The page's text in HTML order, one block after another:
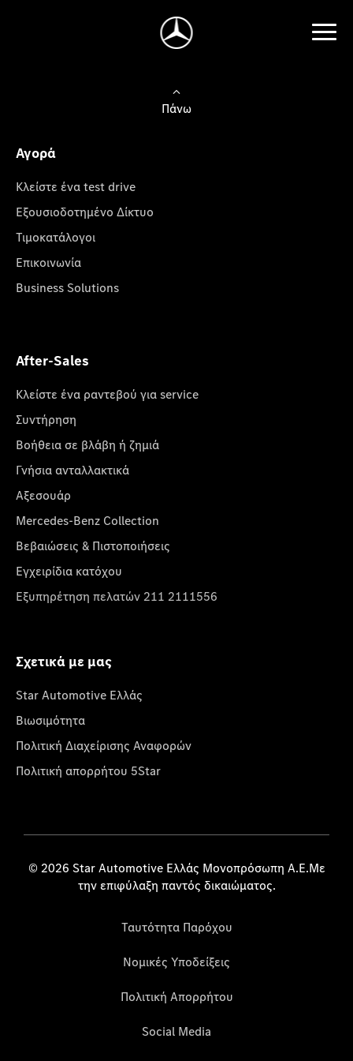
Πάνω
Αγορά
Κλείστε ένα test drive
Εξουσιοδοτημένο Δίκτυο
Τιμοκατάλογοι
Επικοινωνία
Business Solutions
After-Sales
Κλείστε ένα ραντεβού για service
Συντήρηση
Βοήθεια σε βλάβη ή ζημιά
Γνήσια ανταλλακτικά
Αξεσουάρ
Mercedes-Benz Collection
Βεβαιώσεις & Πιστοποιήσεις
Εγχειρίδια κατόχου
Εξυπηρέτηση πελατών 211 2111556
Σχετικά με μας
Star Automotive Ελλάς
Βιωσιμότητα
Πολιτική Διαχείρισης Αναφορών
Πολιτική απορρήτου 5Star
© 2026 Star Automotive Ελλάς Μονοπρόσωπη Α.Ε.Με
την επιφύλαξη παντός δικαιώματος.
Ταυτότητα Παρόχου
Νομικές Υποδείξεις
Πολιτική Απορρήτου
Social Media